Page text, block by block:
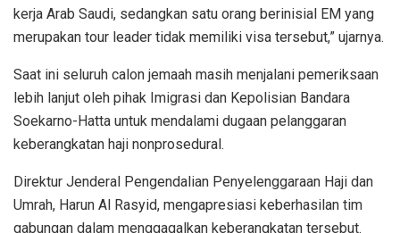
kerja Arab Saudi, sedangkan satu orang berinisial EM yang
merupakan tour leader tidak memiliki visa tersebut,” ujarnya.
Saat ini seluruh calon jemaah masih menjalani pemeriksaan
lebih lanjut oleh pihak Imigrasi dan Kepolisian Bandara
Soekarno-Hatta untuk mendalami dugaan pelanggaran
keberangkatan haji nonprosedural.
Direktur Jenderal Pengendalian Penyelenggaraan Haji dan
Umrah, Harun Al Rasyid, mengapresiasi keberhasilan tim
gabungan dalam menggagalkan keberangkatan tersebut.